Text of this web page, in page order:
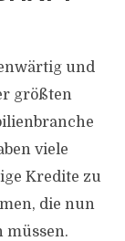
und
größten
viele
Kredite zu
die nun
müssen.